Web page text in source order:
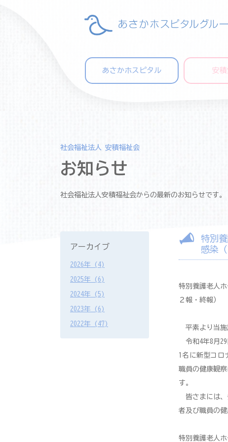
あさかホスピタル 安積
社会福祉法人 安積福祉会
お知らせ
社会福祉法人安積福祉会からの最新のお知らせです。
特別
感染
特別養護老人
２報・終報）
平素より当施
令和4年8月29
1名に新型コロ
職員の健康観
す。
皆さまには、
者及び職員の
特別養護老人
アーカイブ
2026年 (4)
2025年 (6)
2024年 (5)
2023年 (6)
2022年 (47)